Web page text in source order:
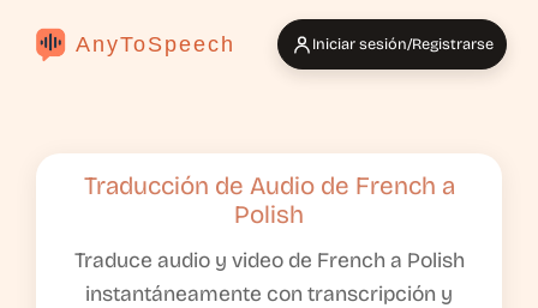
AnyToSpeech Iniciar sesión/Registrarse
Traducción de Audio de French a
Polish
Traduce audio y video de French a Polish
instantáneamente con transcripción y